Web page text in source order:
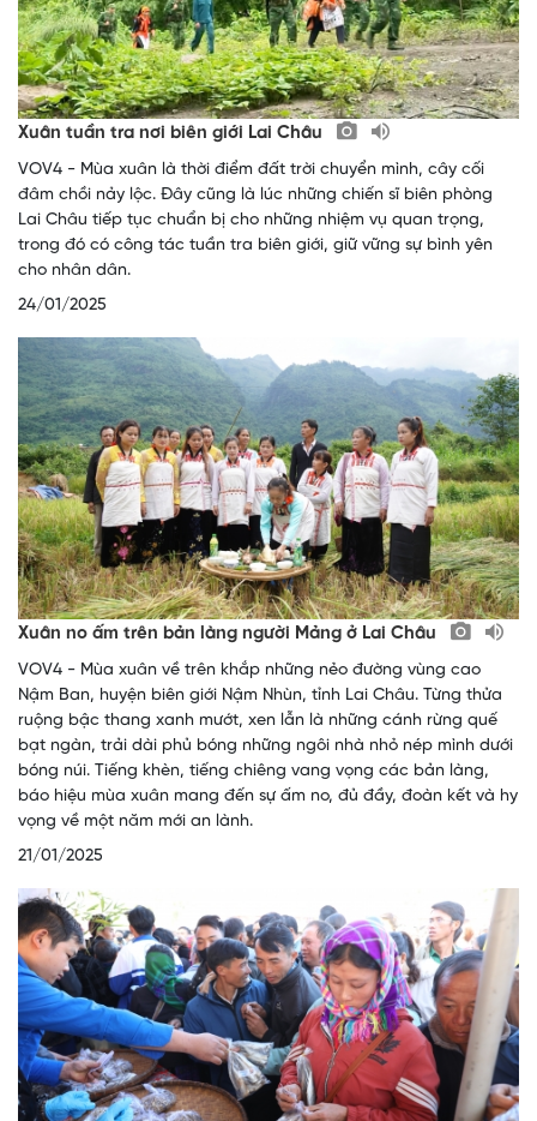
Xuân tuần tra nơi biên giới Lai Châu
VOV4 - Mùa xuân là thời điểm đất trời chuyển mình, cây cối
đâm chồi nảy lộc. Đây cũng là lúc những chiến sĩ biên phòng
Lai Châu tiếp tục chuẩn bị cho những nhiệm vụ quan trọng,
trong đó có công tác tuần tra biên giới, giữ vững sự bình yên
cho nhân dân.
24/01/2025
Xuân no ấm trên bản làng người Mảng ở Lai Châu
VOV4 - Mùa xuân về trên khắp những nẻo đường vùng cao
Nậm Ban, huyện biên giới Nậm Nhùn, tỉnh Lai Châu. Từng thửa
ruộng bậc thang xanh mướt, xen lẫn là những cánh rừng quế
bạt ngàn, trải dài phủ bóng những ngôi nhà nhỏ nép mình dưới
bóng núi. Tiếng khèn, tiếng chiêng vang vọng các bản làng,
báo hiệu mùa xuân mang đến sự ấm no, đủ đầy, đoàn kết và hy
vọng về một năm mới an lành.
21/01/2025